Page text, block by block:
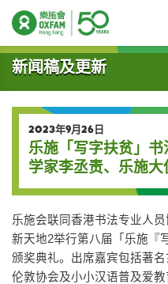
开始主要内容
新闻稿及更新
2023年9月26日
乐施「写字扶贫」
学家李丞责、乐施
乐施会联同香港书法专业人
新天地2举行第八届「乐施『
颁奖典礼。出席嘉宾包括著
伦敦协会及小小汉语普及爱